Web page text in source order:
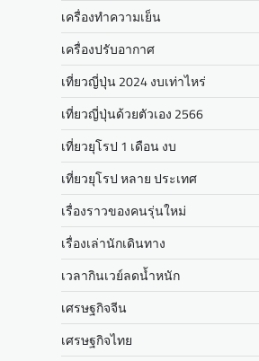
เครื่องทำความเย็น
เครื่องปรับอากาศ
เที่ยวญี่ปุ่น 2024 งบเท่าไหร่
เที่ยวญี่ปุ่นด้วยตัวเอง 2566
เที่ยวยุโรป 1 เดือน งบ
เที่ยวยุโรป หลาย ประเทศ
เรื่องราวของคนรุ่นใหม่
เรื่องเล่านักเดินทาง
เวลากินเวย์ลดน้ำหนัก
เศรษฐกิจจีน
เศรษฐกิจไทย